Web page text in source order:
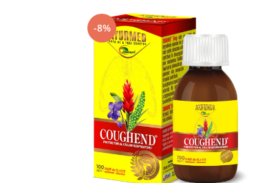
Supliment Vitamina D3
Supliment Vitamina E
Tincturi si Gemoderivate
Vitamine si minerale
-8%